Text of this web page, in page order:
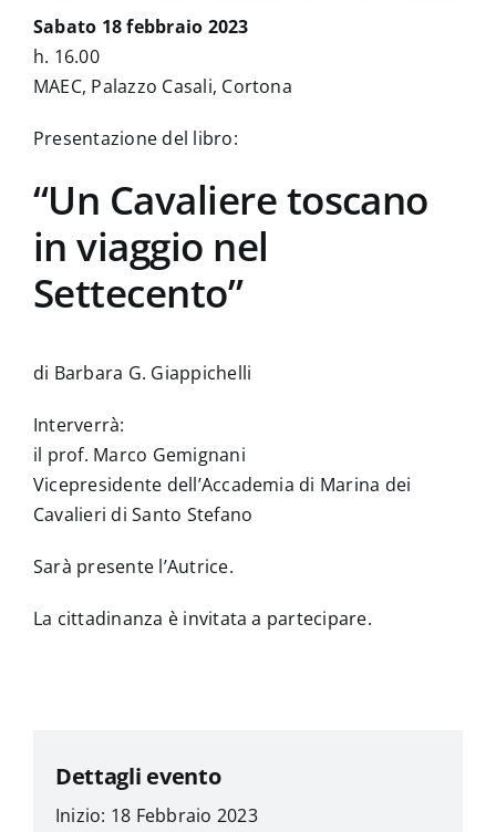
Sabato 18 febbraio 2023
h. 16.00
MAEC, Palazzo Casali, Cortona
Presentazione del libro:
“Un Cavaliere toscano
in viaggio nel
Settecento”
di Barbara G. Giappichelli
Interverrà:
il prof. Marco Gemignani
Vicepresidente dell’Accademia di Marina dei
Cavalieri di Santo Stefano
Sarà presente l’Autrice.
La cittadinanza è invitata a partecipare.
Dettagli evento
Inizio: 18 Febbraio 2023